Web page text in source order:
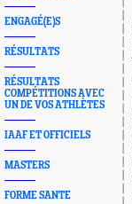
ENGAGÉ(E)S
RÉSULTATS
RÉSULTATS
COMPÉTITIONS AVEC
UN DE VOS ATHLÈTES
IAAF ET OFFICIELS
MASTERS
FORME SANTE